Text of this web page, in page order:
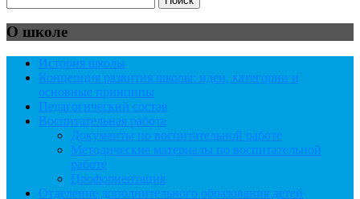
О школе
История школы
Концепция развития школы: идеи, категории и
основные принципы
Педагогический состав
Воспитательная работа
Документы по воспитательной работе
Методические материалы по воспитательной
работе
Профориентация
Отделение дополнительного образования детей